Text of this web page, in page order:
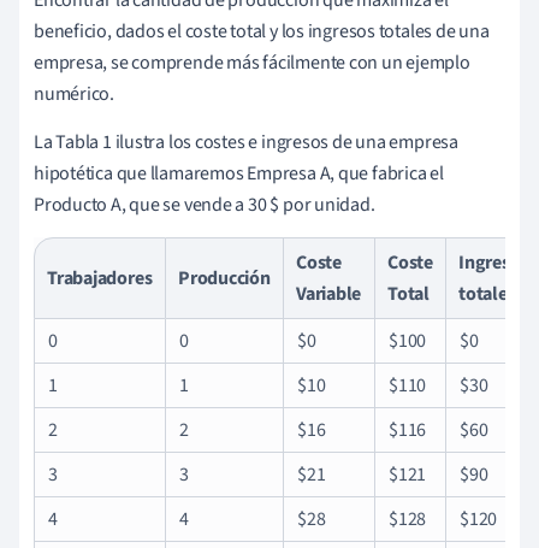
beneficio, dados el coste total y los ingresos totales de una
empresa, se comprende más fácilmente con un ejemplo
numérico.
La Tabla 1 ilustra los costes e ingresos de una empresa
hipotética que llamaremos Empresa A, que fabrica el
Producto A, que se vende a 30 $ por unidad.
Trabajadores Producción
Coste
Variable
Coste
Total
Ingresos
totales
0
0 $0 $100
$0
1
1 $10 $110
$30
2
2 $16 $116
$60
3
3 $21 $121
$90
4
4 $28 $128
$120